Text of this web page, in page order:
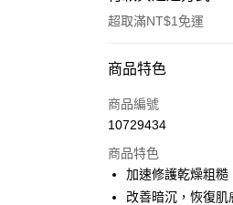
超取滿NT$1免運
付款方式
信用卡一次付款
3 期 0 利率 每期
合作金庫商業銀行
6 期 0 利率 每期
商品特色
商品編號
10729434
商品特色
加速修護乾燥粗糙
改善暗沉，恢復肌